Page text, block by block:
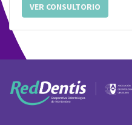
VER CONSULTORIO